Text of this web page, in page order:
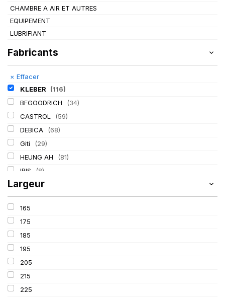
CHAMBRE A AIR ET AUTRES
EQUIPEMENT
LUBRIFIANT
Fabricants
× Effacer
KLEBER
(116)
BFGOODRICH
(34)
CASTROL
(59)
DEBICA
(68)
Giti
(29)
HEUNG AH
(81)
IRIS
(8)
ITALMATIC
LASSA (174)
LING LONG
MICHELIN
MITAS
Mondolfo ferro
PIRELLI
PROMETEON
SCHRADER
Largeur
165
175
185
195
205
215
225